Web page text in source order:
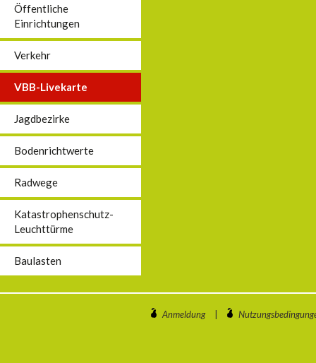
Öffentliche
Einrichtungen
Verkehr
VBB-Livekarte
Jagdbezirke
Bodenrichtwerte
Radwege
Katastrophenschutz-
Leuchttürme
Baulasten
Anmeldung